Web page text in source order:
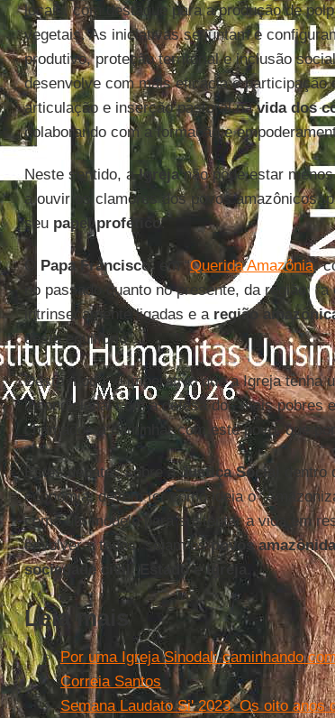
locais, com destaque para a produção de
vegetais. As iniciativas se juntam e
produtivo, proteção territorial e inclusão
desenvolve com mais eficácia e participação
articulação e inserção pastoral navida dos
colaborando com a formação e
Neste sentido, aIgrejanão pode estar
a ouvir os clamores dos povos amazônicos,
seu papel profético.
O Papa Francisco, em “Querida Amazônia”
no passado quanto no presente, da região: “a
intrinsecamente ligadas e a região
deste equilíbrio”.
Deste modo, é imperativo que a Igreja tenha
incondicional com a defesa dos mais pobres
chamados a caminhar com este povo, que
Estes debates sobre aJustiça Social dentro
economia, devem ter como ideia o
como um modelo para sustentar a vida em
envolver a todos, sejam ospovos
sociedade civil,Estadoe Igreja .
Leia mais
Por uma Igreja Sinodal: caminhando
Correia Santos
Semana Laudato Si' 2023. Os oito